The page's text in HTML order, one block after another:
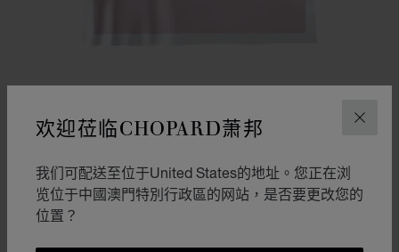
关闭
欢迎莅临CHOPARD萧邦
我们可配送至位于United States的地址。您正在浏
览位于中國澳門特別行政區的网站，是否要更改您的
位置？
转到幻灯片 1转到幻灯片 2
HAPPY BEAR AND CLOWN 毛毯
粉红色 - 90 X 90 CM
MOP$ 4,400.00